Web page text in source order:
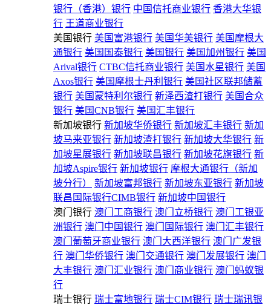
银行（香港）银行 中国信托商业银行 香港大华银
行 王道商业银行
美国银行 美国富港银行 美国华美银行 美国摩根大
通银行 美国国泰银行 美国银行 美国加州银行 美国
Arival银行 CTBC信托商业银行 美国水星银行 美国
Axos银行 美国摩根士丹利银行 美国社区联邦储蓄
银行 美国蒙特利尔银行 新泽西渣打银行 美国合众
银行 美国CNB银行 美国汇丰银行
新加坡银行 新加坡华侨银行 新加坡汇丰银行 新加
坡马来亚银行 新加坡渣打银行 新加坡大华银行 新
加坡星展银行 新加坡联昌银行 新加坡花旗银行 新
加坡Aspire银行 新加坡银行 摩根大通银行（新加
坡分行）
新加坡富邦银行 新加坡东亚银行 新加坡
联昌国际银行CIMB银行 新加坡中国银行
澳门银行 澳门工商银行 澳门立桥银行 澳门工银亚
洲银行 澳门中国银行 澳门国际银行 澳门汇丰银行
澳门葡萄牙商业银行 澳门大西洋银行 澳门广发银
行 澳门华侨银行 澳门交通银行 澳门发展银行 澳门
大丰银行 澳门汇业银行 澳门商业银行 澳门蚂蚁银
行
瑞士银行 瑞士富地银行 瑞士CIM银行 瑞士瑞讯银